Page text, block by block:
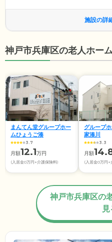
施設の詳
神戸市兵庫区の老人ホー
まんてん堂グループホー
ムひょうご湊
3.7
月額12.1万円
(入居金0万円+介護保険料)
グループ
家湊川
3.3
月額
(入居金0万円+
神戸市兵庫区の